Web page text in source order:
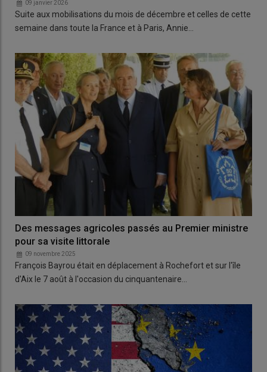
09 janvier 2026
Suite aux mobilisations du mois de décembre et celles de cette
semaine dans toute la France et à Paris, Annie…
Des messages agricoles passés au Premier ministre
pour sa visite littorale
09 novembre 2025
François Bayrou était en déplacement à Rochefort et sur l'île
d'Aix le 7 août à l'occasion du cinquantenaire…